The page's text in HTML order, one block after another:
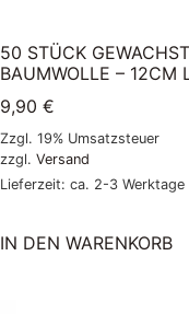
50 STÜCK
BAUMWOLLE – 12CM
9,90 €
Zzgl. 19% Umsatzsteuer
zzgl. Versand
Lieferzeit: ca. 2-3 Werktage
IN DEN WARENKORB